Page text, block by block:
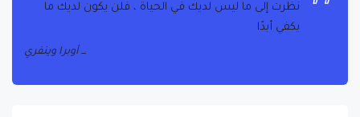
نظرت إلى ما ليس لديك في الحياة ، فلن يكون لديك ما
يكفي أبدًا
أوبرا وينفري